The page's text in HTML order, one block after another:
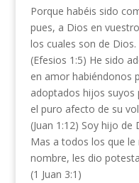
Porque habéis sido
pues, a Dios en
los cuales son de Dios.
(Efesios 1:5) He sido
en amor habiéndonos
adoptados hijos suyos
el puro afecto de su
(Juan 1:12) Soy hijo de
Mas a todos los que le
nombre, les dio
(1 Juan 3:1)